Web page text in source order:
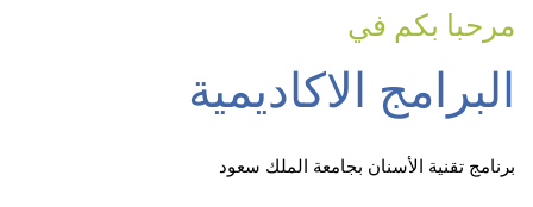
مرحبا بكم في
البرامج الاكاديمية
برنامج تقنية الأسنان بجامعة الملك سعود